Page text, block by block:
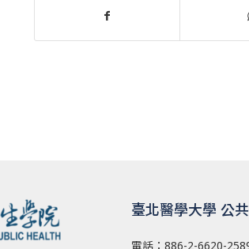
臺北醫學大學 公
電話： 886-2-6620-